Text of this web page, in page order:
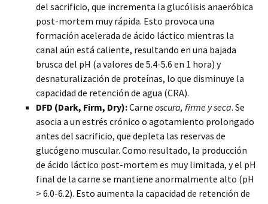
del sacrificio, que incrementa la glucólisis anaeróbica
post-mortem muy rápida. Esto provoca una
formación acelerada de ácido láctico mientras la
canal aún está caliente, resultando en una bajada
brusca del pH (a valores de 5.4-5.6 en 1 hora) y
desnaturalización de proteínas, lo que disminuye la
capacidad de retención de agua (CRA).
DFD (Dark, Firm, Dry):Carne oscura, firme y seca. Se
asocia a un estrés crónico o agotamiento prolongado
antes del sacrificio, que depleta las reservas de
glucógeno muscular. Como resultado, la producción
de ácido láctico post-mortem es muy limitada, y el pH
final de la carne se mantiene anormalmente alto (pH
> 6.0-6.2). Esto aumenta la capacidad de retención de